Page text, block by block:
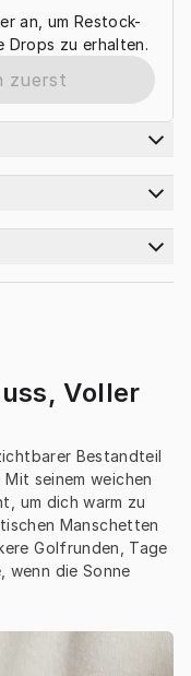
an, um Restock-
Drops zu erhalten.
zuerst
Voller
Bestandteil
seinem weichen
um dich warm zu
Manschetten
Golfrunden, Tage
wenn die Sonne